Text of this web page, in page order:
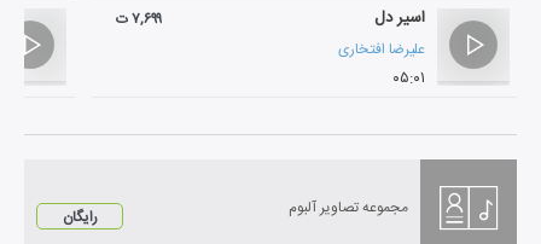
اسیر دل
علیرضا افتخاری
۰۵:۰۱
۷,۶۹۹ ت
مجموعه تصاویر آلبوم رایگان